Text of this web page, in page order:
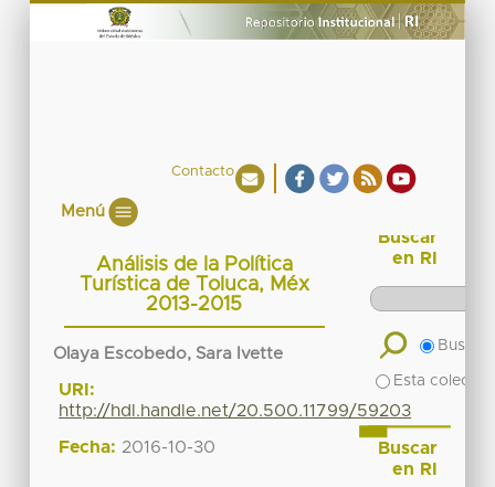
Contacto
Menú
Análisis de la Política
Turística de Toluca, Méx
2013-2015
Olaya Escobedo, Sara Ivette
URI:
http://hdl.handle.net/20.500.11799/59203
Fecha: 2016-10-30
Buscar
en RI
Buscar
Esta
Buscar
en RI